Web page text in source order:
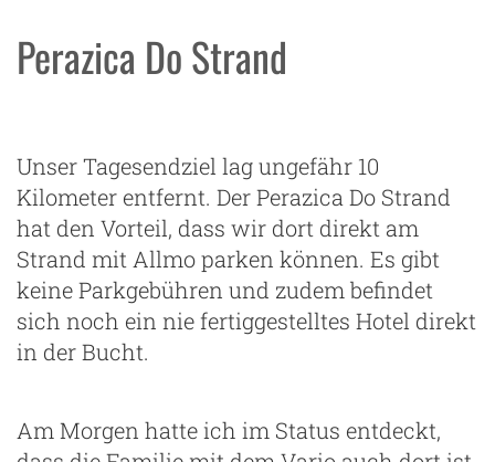
Perazica Do Strand
Unser Tagesendziel lag ungefähr 10
Kilometer entfernt. Der Perazica Do Strand
hat den Vorteil, dass wir dort direkt am
Strand mit Allmo parken können. Es gibt
keine Parkgebühren und zudem befindet
sich noch ein nie fertiggestelltes Hotel direkt
in der Bucht.
Am Morgen hatte ich im Status entdeckt,